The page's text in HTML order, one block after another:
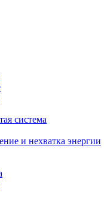
система
и нехватка энергии